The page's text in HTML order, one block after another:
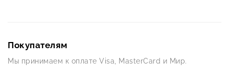
Покупателям
Мы принимаем к оплате Visa, MasterCard и Мир.